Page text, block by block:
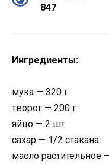
847
Ингредиенты:
мука — 320 г
творог — 200 г
яйцо — 2 шт
сахар — 1/2 стакана
масло растительное